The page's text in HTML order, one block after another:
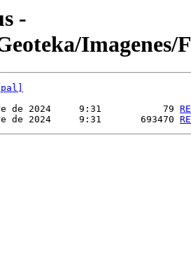
-
de 2024     9:31           79
de 2024     9:31       693470